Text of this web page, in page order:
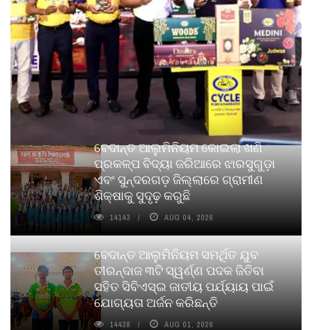
ବେଦାନ୍ତ ଆଲୁମିନିୟମ କୋଇଲା ଖଣି
ପ୍ରକଳ୍ପ ବିଦ୍ୟା ଜରିଆରେ ଝାରସୁଗୁଡ଼ା
ଏବଂ ସୁନ୍ଦରଗଡ଼ ଜିଲ୍ଲାରେ ଗ୍ରାମୀଣ
ଶିକ୍ଷାକୁ ସୁଦୃଢ଼ କରୁଛି
14143 AUG 04, 2026
ବେଦାନ୍ତ ଆଲୁମିନିୟମ ସମର୍ଥିତ ଯୁବ
ତୀରନ୍ଦାଜ ୩ଟି ସ୍ୱର୍ଣ୍ଣ ପଦକ ଜିତିବା
ସହିତ ସିବିଏସ୍ଇ ଜାତୀୟ ପର୍ଯ୍ୟାୟ ପାଇଁ
ଯୋଗ୍ୟତା ଅର୍ଜନ କରିଛନ୍ତି
14438 AUG 01, 2026